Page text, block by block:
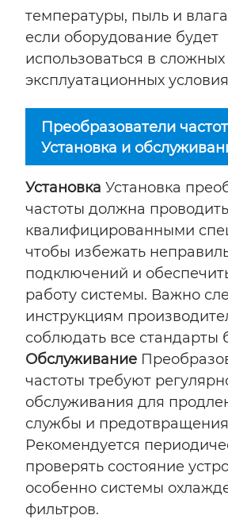
температуры, пыль и
если оборудование будет
использоваться в сложных
эксплуатационных
Преобразователи
Установка и
Установка Установка
частоты должна
квалифицированными
чтобы избежать
подключений и
работу системы. Важно
инструкциям
соблюдать все стандарты
Обслуживание
частоты требуют
обслуживания для
службы и
Рекомендуется
проверять состояние
особенно системы
фильтров.